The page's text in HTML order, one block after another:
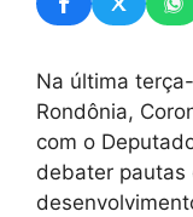
Na última
Rondônia,
com o
debater pautas